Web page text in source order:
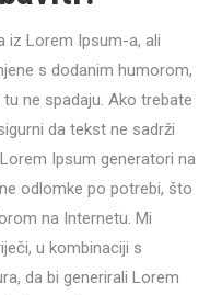
iz Lorem Ipsum-a, ali
s dodanim humorom,
ne spadaju. Ako trebate
da tekst ne sadrži
Ipsum generatori na
odlomke po potrebi, što
na Internetu. Mi
u kombinaciji s
da bi generirali Lorem